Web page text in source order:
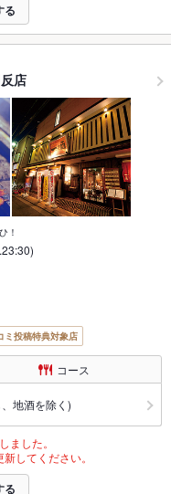
る
店
！
ミ投稿特典対象店
コース
地酒を除く)
ました。
してください。
る